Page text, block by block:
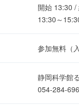
開始 13:30 /
13:30～
参加無料（
静岡科学館
054-284-